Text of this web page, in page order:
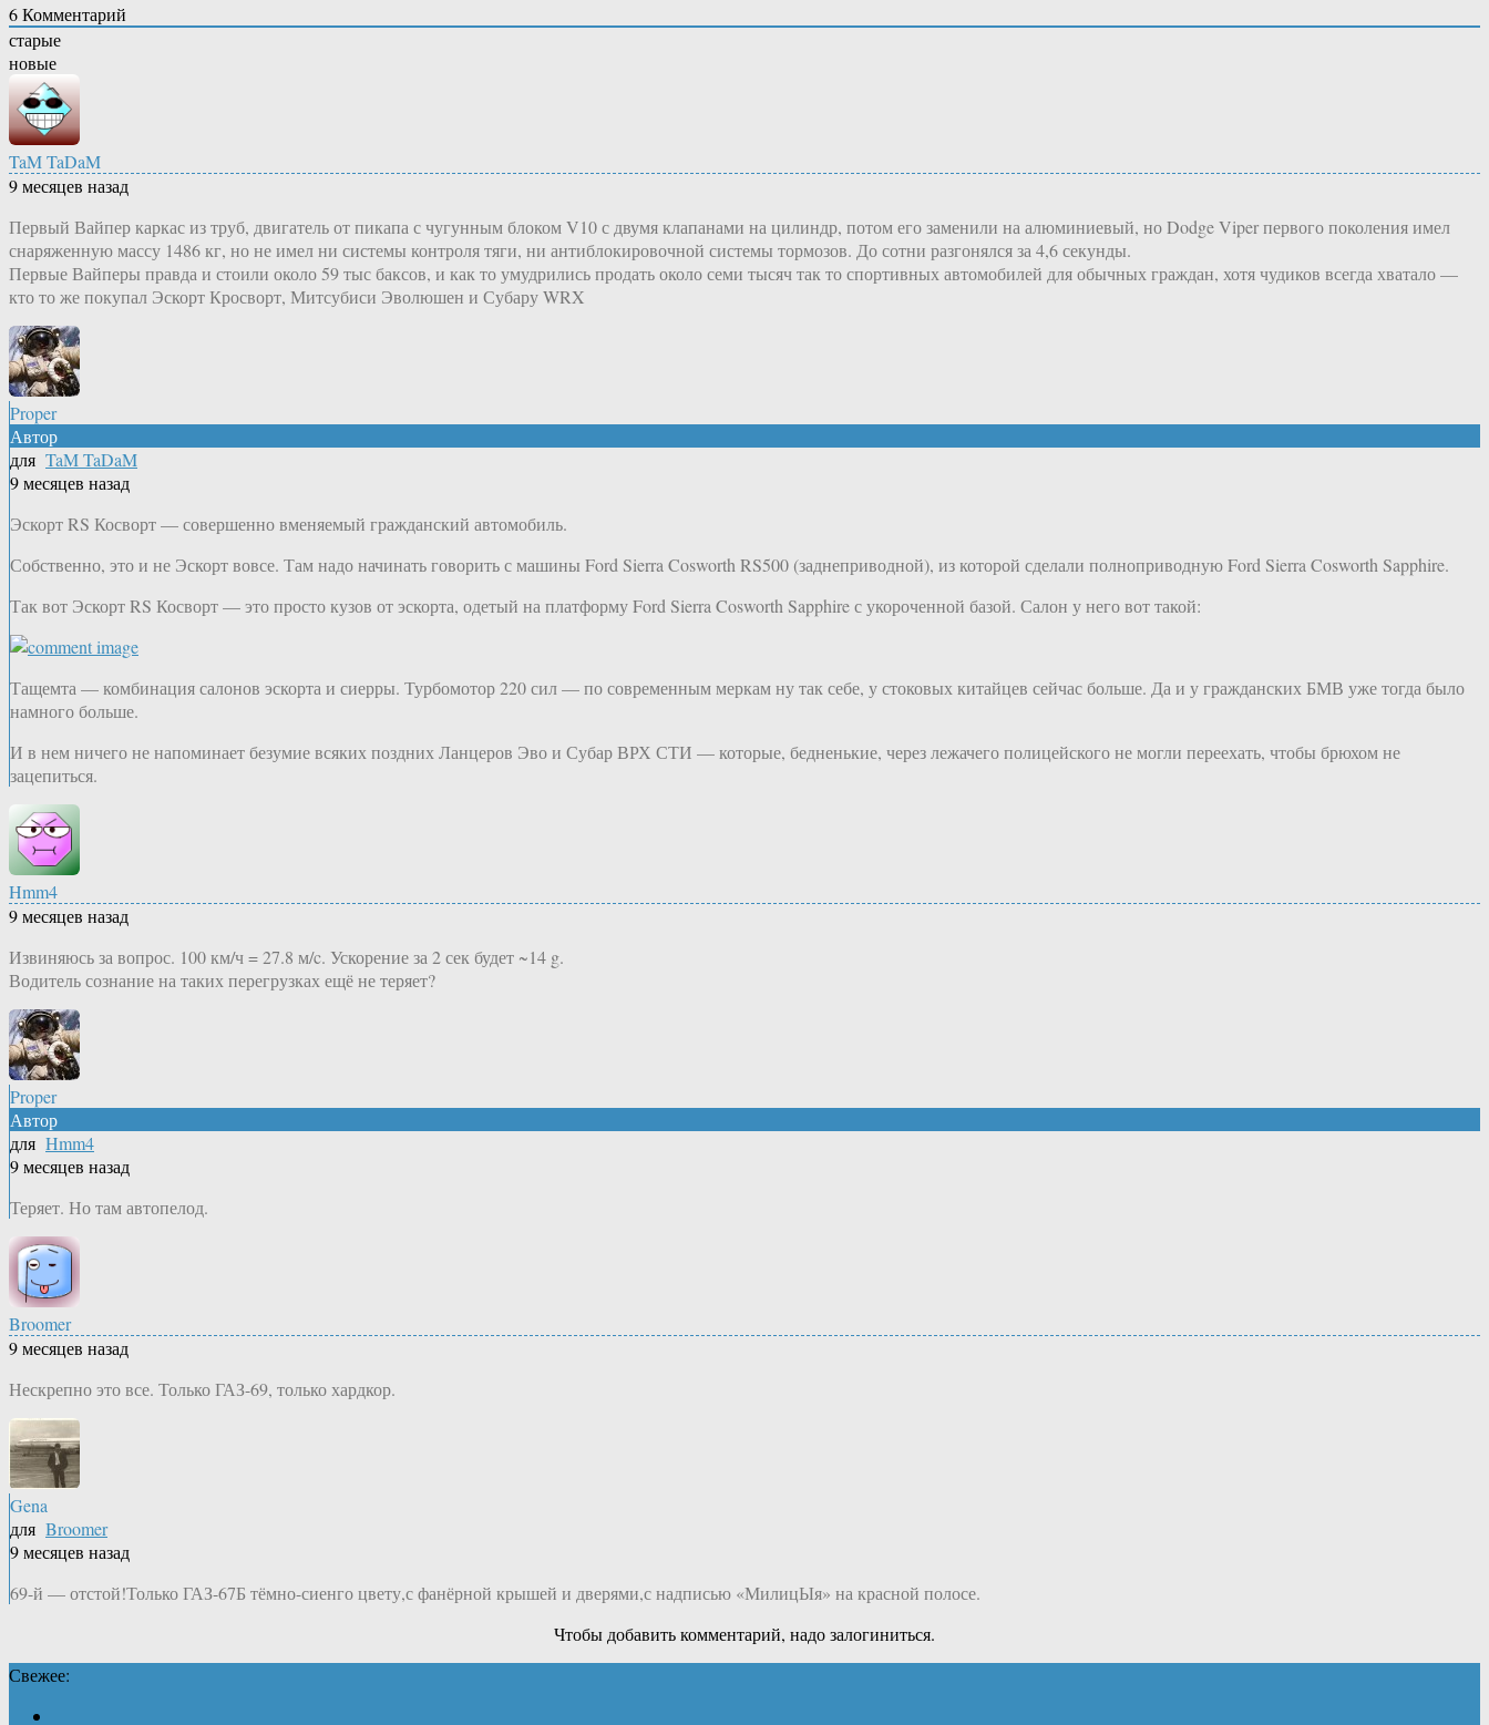
6Комментарий
старые
новые
TaM TaDaM
9 месяцев назад
Первый Вайпер каркас из труб, двигатель от пикапа с чугунным блоком V10 с двумя клапанами на цилиндр, потом его заменили на алюминиевый, но Dodge Viper первого поколения имел
снаряженную массу 1486 кг, но не имел ни системы контроля тяги, ни антиблокировочной системы тормозов. До сотни разгонялся за 4,6 секунды.
Первые Вайперы правда и стоили около 59 тыс баксов, и как то умудрились продать около семи тысяч так то спортивных автомобилей для обычных граждан, хотя чудиков всегда хватало —
кто то же покупал Эскорт Кросворт, Митсубиси Эволюшен и Субару WRX
Proper
Автор
для TaM TaDaM
9 месяцев назад
Эскорт RS Косворт — совершенно вменяемый гражданский автомобиль.
Собственно, это и не Эскорт вовсе. Там надо начинать говорить с машины Ford Sierra Cosworth RS500 (заднеприводной), из которой сделали полноприводную Ford Sierra Cosworth Sapphire.
Так вот Эскорт RS Косворт — это просто кузов от эскорта, одетый на платформу Ford Sierra Cosworth Sapphire с укороченной базой. Салон у него вот такой:
Тащемта — комбинация салонов эскорта и сиерры. Турбомотор 220 сил — по современным меркам ну так себе, у стоковых китайцев сейчас больше. Да и у гражданских БМВ уже тогда было
намного больше.
И в нем ничего не напоминает безумие всяких поздних Ланцеров Эво и Субар ВРХ СТИ — которые, бедненькие, через лежачего полицейского не могли переехать, чтобы брюхом не
зацепиться.
Hmm4
9 месяцев назад
Извиняюсь за вопрос. 100 км/ч = 27.8 м/c. Ускорение за 2 сек будет ~14 g.
Водитель сознание на таких перегрузках ещё не теряет?
Proper
Автор
для Hmm4
9 месяцев назад
Теряет. Но там автопелод.
Broomer
9 месяцев назад
Нескрепно это все. Только ГАЗ-69, только хардкор.
Gena
для Broomer
9 месяцев назад
69-й — отстой!Только ГАЗ-67Б тёмно-сиенго цвету,с фанёрной крышей и дверями,с надписью «МилицЫя» на красной полосе.
Чтобы добавить комментарий, надо залогиниться.
Свежее: